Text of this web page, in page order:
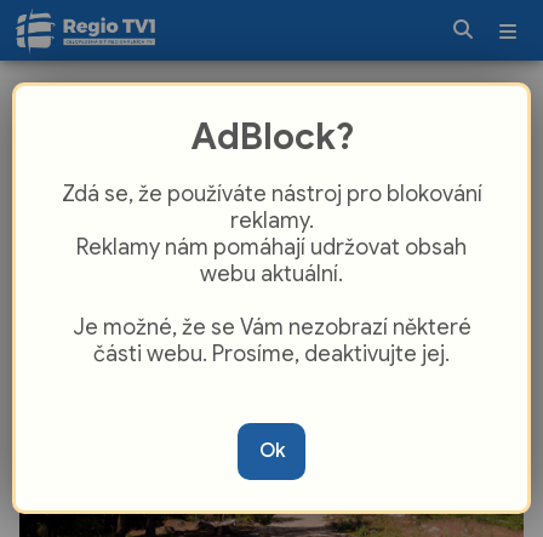
Rokycanech patří oslavám rozhledny
AdBlock?
Zdá se, že používáte nástroj pro blokování
reklamy.
Reklamy nám pomáhají udržovat obsah
webu aktuální.
Je možné, že se Vám nezobrazí některé
části webu. Prosíme, deaktivujte jej.
Ok